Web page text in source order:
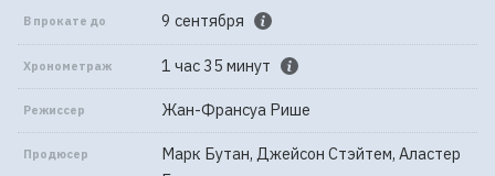
В прокате до 9 сентября
Хронометраж 1 час 35 минут
Режиссер Жан-Франсуа Рише
Продюсер
Марк Бутан, Джейсон Стэйтем, Аластер